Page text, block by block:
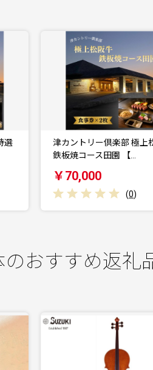
上松阪牛
【2026年10月16日
ナ・公開録音コ…
￥15,000
のおすすめ返礼